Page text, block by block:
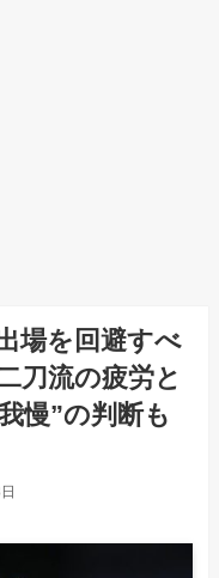
場を回避すべ
刀流の疲労と
慢”の判断も